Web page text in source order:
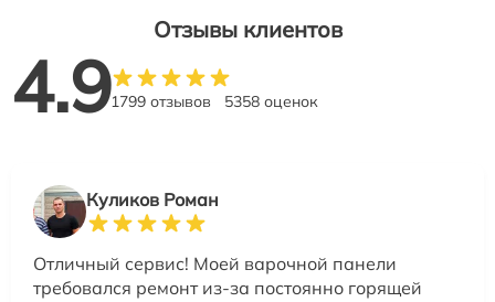
Отзывы клиентов
4.91799 отзывов 5358 оценок
Куликов Роман
Отличный сервис! Моей варочной панели
требовался ремонт из-за постоянно горящей